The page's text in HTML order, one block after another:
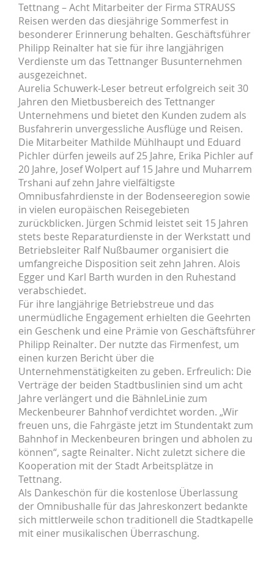
Tettnang – Acht Mitarbeiter der Firma STRAUSS
Reisen werden das diesjährige Sommerfest in
besonderer Erinnerung behalten. Geschäftsführer
Philipp Reinalter hat sie für ihre langjährigen
Verdienste um das Tettnanger Busunternehmen
ausgezeichnet.
Aurelia Schuwerk-Leser betreut erfolgreich seit 30
Jahren den Mietbusbereich des Tettnanger
Unternehmens und bietet den Kunden zudem als
Busfahrerin unvergessliche Ausflüge und Reisen.
Die Mitarbeiter Mathilde Mühlhaupt und Eduard
Pichler dürfen jeweils auf 25 Jahre, Erika Pichler auf
20 Jahre, Josef Wolpert auf 15 Jahre und Muharrem
Trshani auf zehn Jahre vielfältigste
Omnibusfahrdienste in der Bodenseeregion sowie
in vielen europäischen Reisegebieten
zurückblicken. Jürgen Schmid leistet seit 15 Jahren
stets beste Reparaturdienste in der Werkstatt und
Betriebsleiter Ralf Nußbaumer organisiert die
umfangreiche Disposition seit zehn Jahren. Alois
Egger und Karl Barth wurden in den Ruhestand
verabschiedet.
Für ihre langjährige Betriebstreue und das
unermüdliche Engagement erhielten die Geehrten
ein Geschenk und eine Prämie von Geschäftsführer
Philipp Reinalter. Der nutzte das Firmenfest, um
einen kurzen Bericht über die
Unternehmenstätigkeiten zu geben. Erfreulich: Die
Verträge der beiden Stadtbuslinien sind um acht
Jahre verlängert und die BähnleLinie zum
Meckenbeurer Bahnhof verdichtet worden. „Wir
freuen uns, die Fahrgäste jetzt im Stundentakt zum
Bahnhof in Meckenbeuren bringen und abholen zu
können“, sagte Reinalter. Nicht zuletzt sichere die
Kooperation mit der Stadt Arbeitsplätze in
Tettnang.
Als Dankeschön für die kostenlose Überlassung
der Omnibushalle für das Jahreskonzert bedankte
sich mittlerweile schon traditionell die Stadtkapelle
mit einer musikalischen Überraschung.